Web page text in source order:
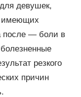
девушек,
имеющих
после — боли в
резкого
причин